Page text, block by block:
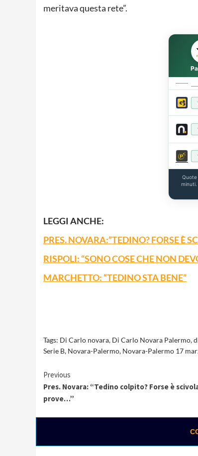
meritava questa rete”.
LEGGI ANCHE:
PRES. NOVARA:”TEDINO? FORSE È
RISPOLI: “SONO COSE CHE NON
MARCHETTO: “TEDINO STA BENE”
Tags: Di Carlo novara, Di Carlo Novara Palermo,
Serie B, Novara-Palermo, Novara-Palermo 17
Continue
Reading
Previous
Pres. Novara: “Tedino colpito? Forse è
prove…”